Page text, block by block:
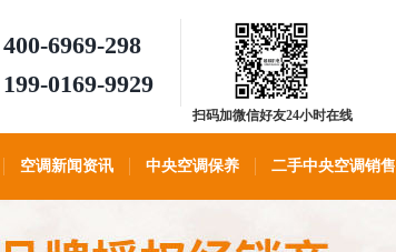
400-6969-298
199-0169-9929
扫码加微信好友24小时在线
空调新闻资讯 中央空调保养 二手中央空调销售